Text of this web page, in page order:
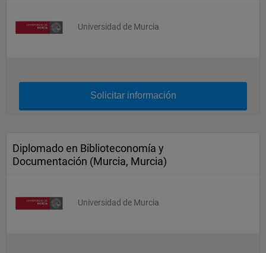
Universidad de Murcia
Solicitar información
Diplomado en Biblioteconomía y
Documentación (Murcia, Murcia)
Universidad de Murcia